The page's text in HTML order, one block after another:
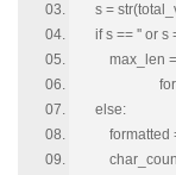
s =
if s == '' or s
max_len =
for r in
else:
formatted =
char_count